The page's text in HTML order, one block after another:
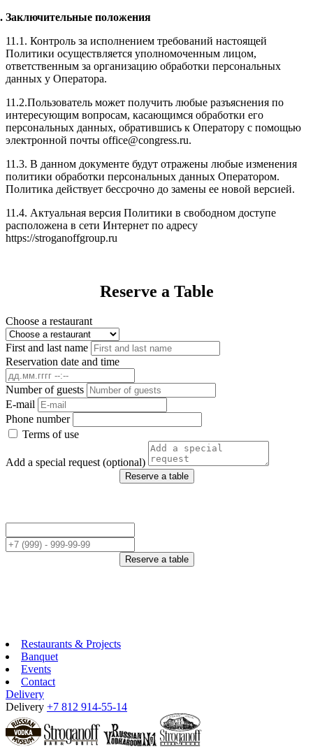
Заключительные положения
11.1. Контроль за исполнением требований настоящей
Политики осуществляется уполномоченным лицом,
ответственным за организацию обработки персональных
данных у Оператора.
11.2.Пользователь может получить любые разъяснения по
интересующим вопросам, касающимся обработки его
персональных данных, обратившись к Оператору с помощью
электронной почты office@congress.ru.
11.3. В данном документе будут отражены любые изменения
политики обработки персональных данных Оператором.
Политика действует бессрочно до замены ее новой версией.
11.4. Актуальная версия Политики в свободном доступе
расположена в сети Интернет по адресу
https://stroganoffgroup.ru
Reserve a Table
Choose a restaurant
First and last name
Reservation date and time
Number of guests
E-mail
Phone number
Terms of use
Add a special request (optional)
Reserve a table
Reserve a table
Restaurants & Projects
Banquet
Events
Contact
Delivery
Delivery +7 812 914-55-14